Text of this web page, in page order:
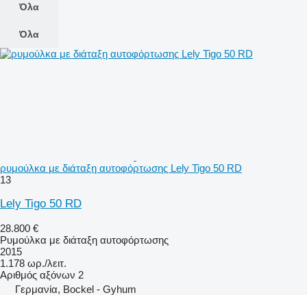
Όλα
Όλα
ρυμούλκα με διάταξη αυτοφόρτωσης Lely Tigo 50 RD
13
Lely Tigo 50 RD
28.800 €
Ρυμούλκα με διάταξη αυτοφόρτωσης
2015
1.178 ωρ./λειτ.
Αριθμός αξόνων 2
Γερμανία, Bockel - Gyhum